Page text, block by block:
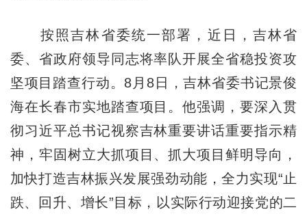
按照吉林省委统一部署，近日，吉林省
委、省政府领导同志将率队开展全省稳投资攻
坚项目踏查行动。8月8日，吉林省委书记景俊
海在长春市实地踏查项目。他强调，要深入贯
彻习近平总书记视察吉林重要讲话重要指示精
神，牢固树立大抓项目、抓大项目鲜明导向，
加快打造吉林振兴发展强劲动能，全力实现“止
跌、回升、增长”目标，以实际行动迎接党的二